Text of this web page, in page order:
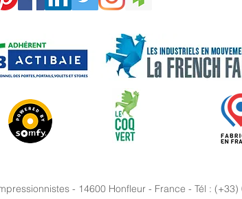
- 14600 Honfleur - France - Tél :